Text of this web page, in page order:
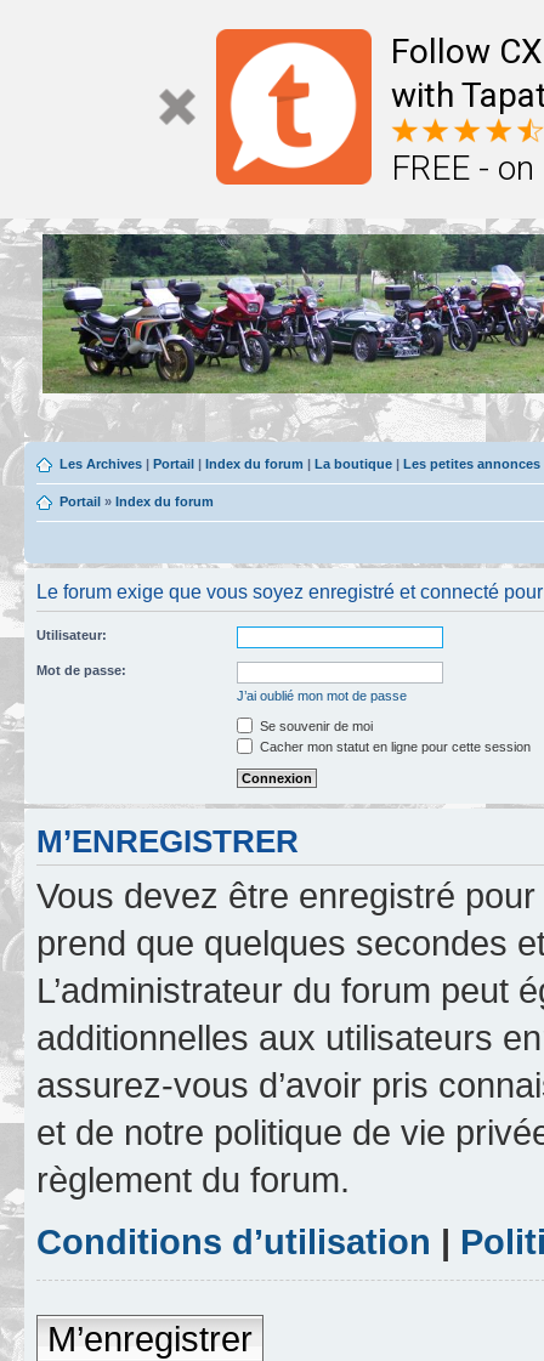
Follow
with
FREE -
Les Archives | Portail | Index du forum | La boutique | Les petites
Portail » Index du forum
Le forum exige que vous soyez enregistré et connecté
Utilisateur:
Mot de passe:
J’ai oublié mon mot de passe
Se souvenir de moi
Cacher mon statut en ligne pour cette session
M’ENREGISTRER
Vous devez être enregistré
prend que quelques secondes
L’administrateur du forum peut
additionnelles aux utilisateurs
assurez-vous d’avoir pris
et de notre politique de vie
règlement du forum.
Conditions d’utilisation |
M’enregistrer